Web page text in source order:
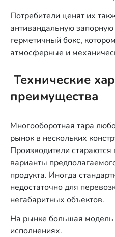
Потребители ценят их
антивандальную
герметичный бокс,
атмосферные и
Технические
преимущества
Многооборотная тара
рынок в нескольких
Производители стараются
варианты
продукта. Иногда
недостаточно для
негабаритных объектов.
На рынке большая модель
исполнениях.